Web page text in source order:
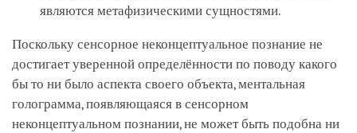
являются метафизическими сущностями.
Поскольку сенсорное неконцептуальное познание не
достигает уверенной определённости по поводу какого
бы то ни было аспекта своего объекта, ментальная
голограмма, появляющаяся в сенсорном
неконцептуальном познании, не может быть подобна ни